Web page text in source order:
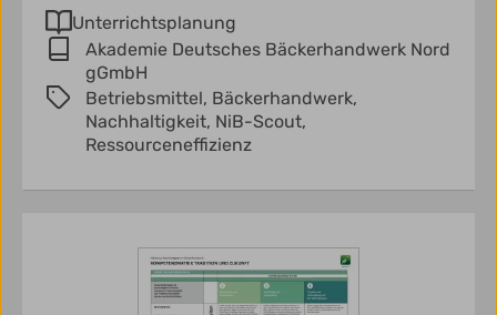
Unterrichtsplanung
Akademie Deutsches Bäckerhandwerk Nord
gGmbH
Betriebsmittel, Bäckerhandwerk,
Nachhaltigkeit, NiB-Scout,
Ressourceneffizienz